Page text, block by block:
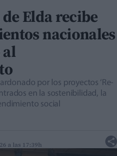
Elda recibe
nacionales
por los proyectos ‘Re-
en la sostenibilidad, la
social
a las 17:39h